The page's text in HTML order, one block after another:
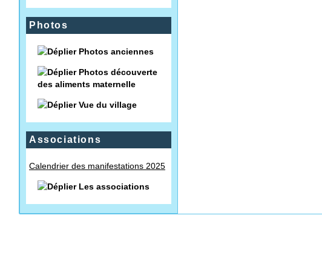
Photos
Photos anciennes
Photos découverte
des aliments maternelle
Vue du village
Associations
Calendrier des manifestations 2025
Les associations